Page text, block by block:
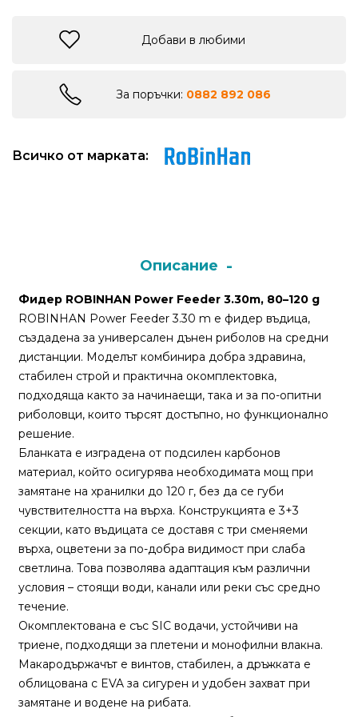
риболов
Дрехи
примамки
Монтажи
и
поводи
Комплекти
за
риболов
Сонари
Добави в любими
За поръчки: 0882 892 086
Всичко от марката:
Описание
Фидер ROBINHAN Power Feeder 3.30m, 80–120 g
ROBINHAN Power Feeder 3.30 m е фидер въдица,
създадена за универсален дънен риболов на средни
дистанции. Моделът комбинира добра здравина,
стабилен строй и практична окомплектовка,
подходяща както за начинаещи, така и за по-опитни
риболовци, които търсят достъпно, но функционално
решение.
Бланката е изградена от подсилен карбонов
материал, който осигурява необходимата мощ при
замятане на хранилки до 120 г, без да се губи
чувствителността на върха. Конструкцията е 3+3
секции, като въдицата се доставя с три сменяеми
върха, оцветени за по-добра видимост при слаба
светлина. Това позволява адаптация към различни
условия – стоящи води, канали или реки със средно
течение.
Окомплектована е със SIC водачи, устойчиви на
триене, подходящи за плетени и монофилни влакна.
Макародържачът е винтов, стабилен, а дръжката е
облицована с EVA за сигурен и удобен захват при
замятане и водене на рибата.